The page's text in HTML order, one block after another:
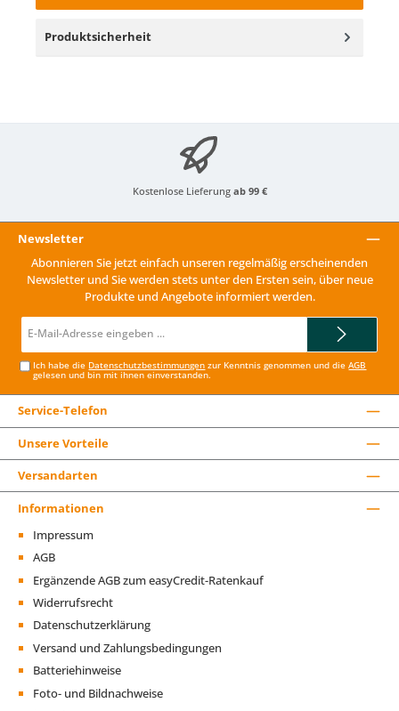
Produktsicherheit
Kostenlose Lieferung ab 99 €
Newsletter
Abonnieren Sie jetzt einfach unseren regelmäßig erscheinenden
Newsletter und Sie werden stets unter den Ersten sein, über neue
Produkte und Angebote informiert werden.
Mail-
Ich habe die Datenschutzbestimmungen zur Kenntnis genommen und dieAGB
gelesen und bin mit ihnen einverstanden.
Service-Telefon
Unsere Vorteile
Versandarten
Informationen
Impressum
AGB
Ergänzende AGB zum easyCredit-Ratenkauf
Widerrufsrecht
Datenschutzerklärung
Versand und Zahlungsbedingungen
Batteriehinweise
Foto- und Bildnachweise